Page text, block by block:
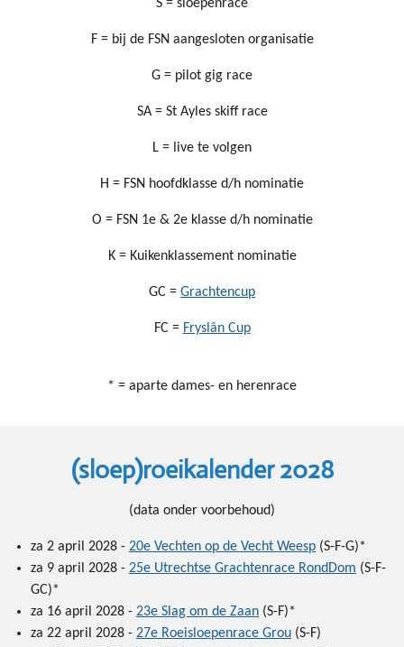
S = sloepenrace
F = bij de FSN aangesloten organisatie
G = pilot gig race
SA = St Ayles skiff race
L = live te volgen
H = FSN hoofdklasse d/h nominatie
O = FSN 1e & 2e klasse d/h nominatie
K = Kuikenklassement nominatie
GC = Grachtencup
FC = Fryslân Cup
* = aparte dames- en herenrace
(sloep)roeikalender 2028
(data onder voorbehoud)
za 2 april 2028 - 20e Vechten op de Vecht Weesp (S-F-G)*
za 9 april 2028 - 25e Utrechtse Grachtenrace RondDom (S-F-
GC)*
za 16 april 2028 - 23e Slag om de Zaan (S-F)*
za 22 april 2028 - 27e Roeisloepenrace Grou (S-F)